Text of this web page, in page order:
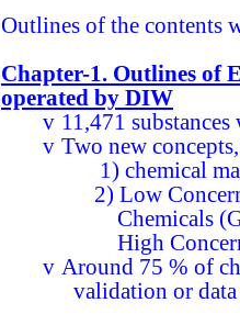
Outlines of the contents
Chapter-1. Outlines of
operated by DIW
v 11,471 substances
v Two new concepts,
1) chemical
2) Low
Chemicals
High
v Around 75 % of
validation or